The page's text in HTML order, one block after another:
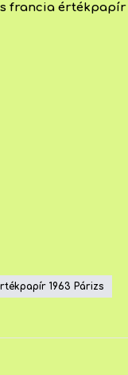
francia értékpapír
1963 Párizs